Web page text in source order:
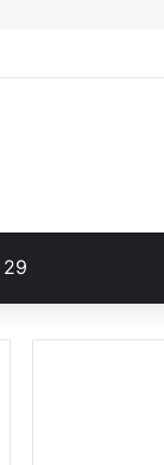
29